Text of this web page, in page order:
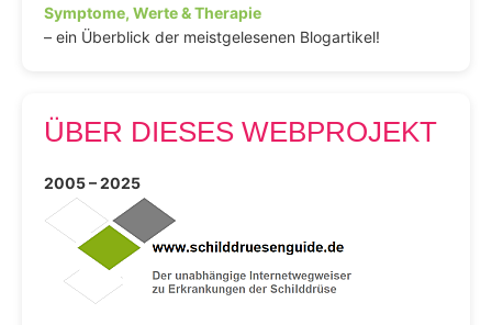
Symptome, Werte & Therapie
– ein Überblick der meistgelesenen Blogartikel!
ÜBER DIESES WEBPROJEKT
2005 – 2025